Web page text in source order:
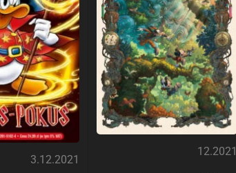
3.12.2021
12.2021